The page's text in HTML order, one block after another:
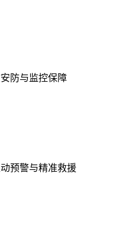
防与监控保障
预警与精准救援